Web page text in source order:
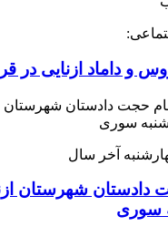
و داماد ازنایی در
آخر سال
دادستان شهرستان
‌سوری